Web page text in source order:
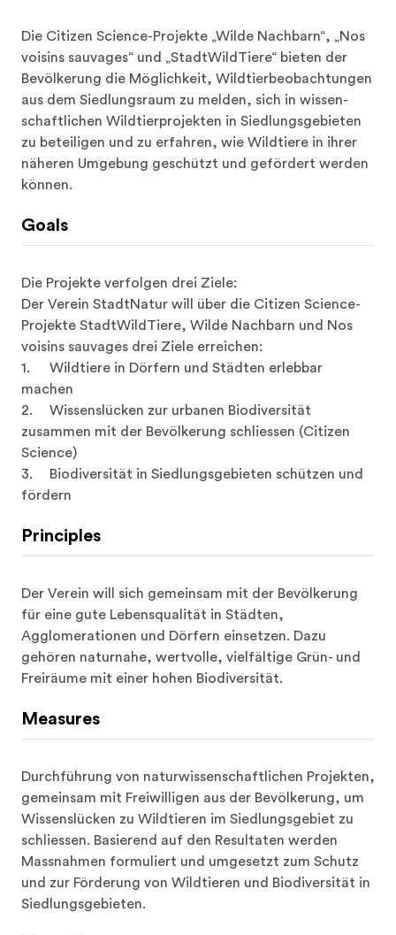
Die Citizen Science-Projekte „Wilde Nachbarn“, „Nos
voisins sauvages“ und „StadtWildTiere“ bieten der
Bevölkerung die Möglichkeit, Wildtierbeobachtungen
aus dem Siedlungsraum zu melden, sich in wissen-
schaftlichen Wildtierprojekten in Siedlungsgebieten
zu beteiligen und zu erfahren, wie Wildtiere in ihrer
näheren Umgebung geschützt und gefördert werden
können.
Goals
Die Projekte verfolgen drei Ziele:
Der Verein StadtNatur will über die Citizen Science-
Projekte StadtWildTiere, Wilde Nachbarn und Nos
voisins sauvages drei Ziele erreichen:
1.	Wildtiere in Dörfern und Städten erlebbar
machen
2.	Wissenslücken zur urbanen Biodiversität
zusammen mit der Bevölkerung schliessen (Citizen
Science)
3.	Biodiversität in Siedlungsgebieten schützen und
fördern
Principles
Der Verein will sich gemeinsam mit der Bevölkerung
für eine gute Lebensqualität in Städten,
Agglomerationen und Dörfern einsetzen. Dazu
gehören naturnahe, wertvolle, vielfältige Grün- und
Freiräume mit einer hohen Biodiversität.
Measures
Durchführung von naturwissenschaftlichen Projekten,
gemeinsam mit Freiwilligen aus der Bevölkerung, um
Wissenslücken zu Wildtieren im Siedlungsgebiet zu
schliessen. Basierend auf den Resultaten werden
Massnahmen formuliert und umgesetzt zum Schutz
und zur Förderung von Wildtieren und Biodiversität in
Siedlungsgebieten.